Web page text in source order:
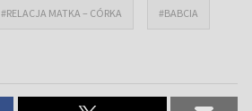
#RELACJA MATKA – CÓRKA #BABCIA